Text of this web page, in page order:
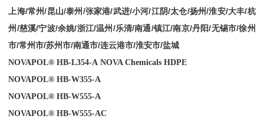
上海/常州/昆山/泰州/张家港/武进/小河/江阴/太仓/扬州/淮安/大丰/杭
州/慈溪/宁波/余姚/浙江/温州/乐清/南通/镇江/南京/丹阳/无锡市/徐州
市/常州市/苏州市/南通市/连云港市/淮安市/盐城
NOVAPOL® HB-L354-A NOVA Chemicals HDPE
NOVAPOL® HB-W355-A
NOVAPOL® HB-W555-A
NOVAPOL® HB-W555-AC